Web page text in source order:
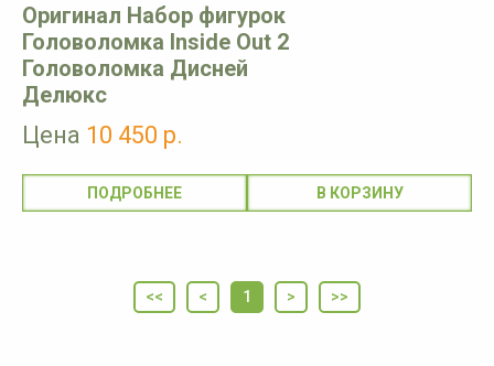
Оригинал Набор фигурок
Головоломка Inside Out 2
Головоломка Дисней
Делюкс
Цена 10 450 р.
ПОДРОБНЕЕ
<< < 1 > >>